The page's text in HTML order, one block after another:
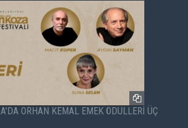
ORHAN KEMAL EMEK ÖDÜLLERİ ÜÇ